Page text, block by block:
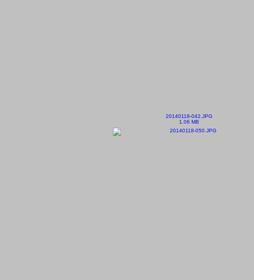
20140118-042.JPG
1.06 MB